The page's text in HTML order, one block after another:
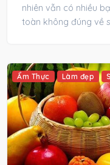
nhiên vẫn có nhiều
toàn không đúng về
Ẩm Thực Làm đẹp